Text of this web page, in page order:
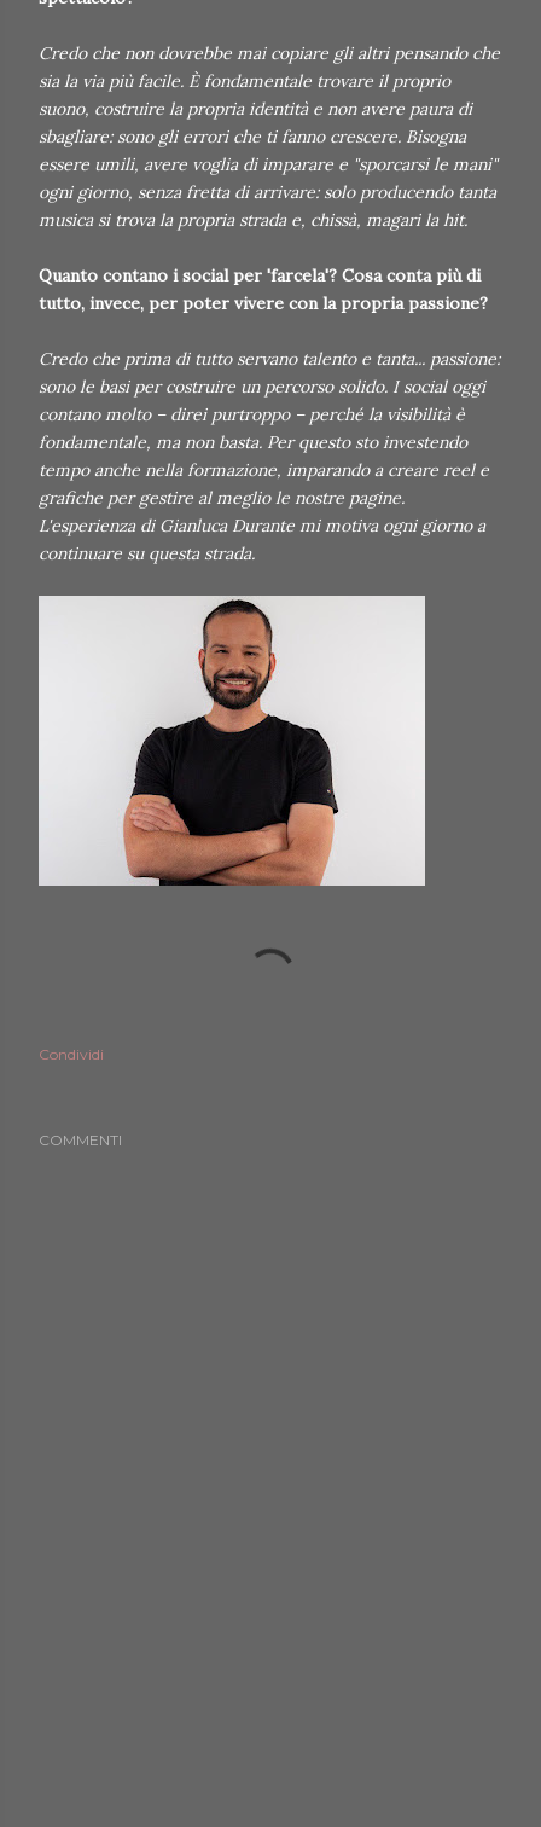
Credo che non dovrebbe mai copiare gli altri pensando che
sia la via più facile. È fondamentale trovare il proprio
suono, costruire la propria identità e non avere paura di
sbagliare: sono gli errori che ti fanno crescere. Bisogna
essere umili, avere voglia di imparare e "sporcarsi le mani"
ogni giorno, senza fretta di arrivare: solo producendo tanta
musica si trova la propria strada e, chissà, magari la hit.
Quanto contano i social per 'farcela'? Cosa conta più di
tutto, invece, per poter vivere con la propria passione?
Credo che prima di tutto servano talento e tanta... passione:
sono le basi per costruire un percorso solido. I social oggi
contano molto – direi purtroppo – perché la visibilità è
fondamentale, ma non basta. Per questo sto investendo
tempo anche nella formazione, imparando a creare reel e
grafiche per gestire al meglio le nostre pagine.
L'esperienza di Gianluca Durante mi motiva ogni giorno a
continuare su questa strada.
Condividi
COMMENTI